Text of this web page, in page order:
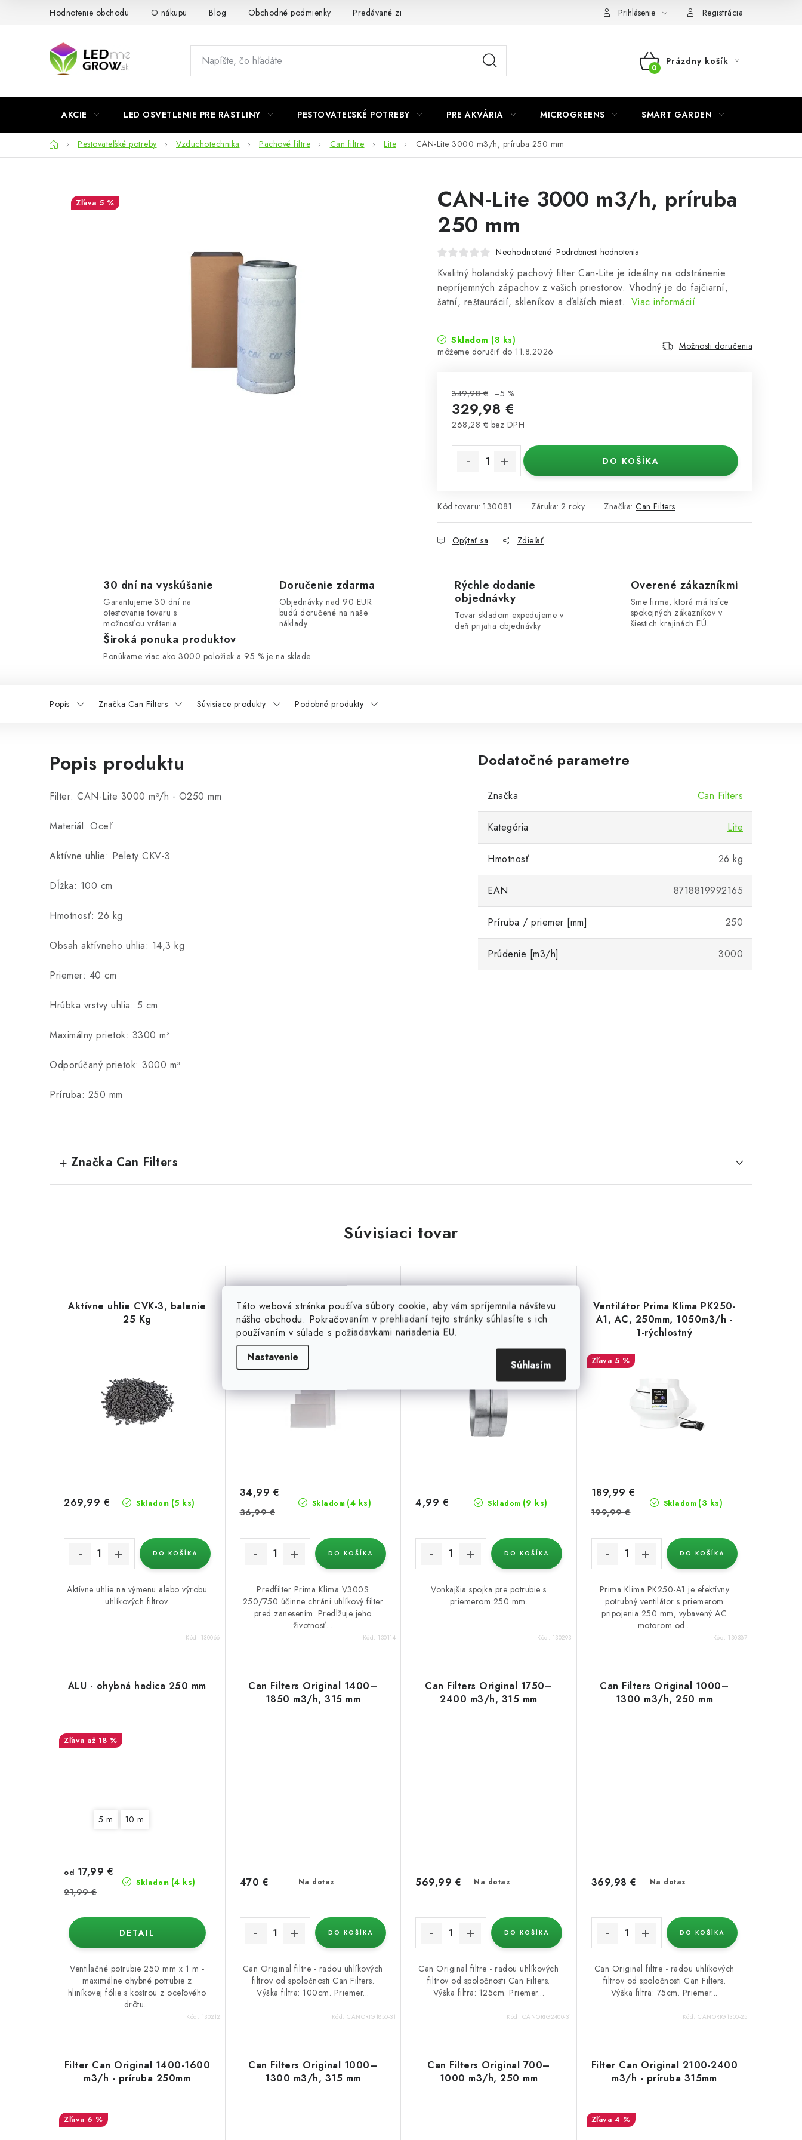
Táto webová stránka používa súbory cookie, aby vám spríjemnila návštevu
nášho obchodu. Pokračovaním v prehliadaní tejto stránky súhlasíte s ich
používaním v súlade s požiadavkami nariadenia EU.
Nastavenie
Súhlasím
Hodnotenie obchodu O nákupu Blog Obchodné podmienky Predávané značky Podmienky o ochrane osobných údajov
Prihlásenie Registrácia
NÁKUPNÝ
Prázdny košík
AKCIE LED OSVETLENIE PRE RASTLINY PESTOVATEĽSKÉ POTREBY PRE AKVÁRIA MICROGREENS SMART GARDEN
DomovPestovateľské potreby Vzduchotechnika Pachové filtre Can filtre Lite CAN-Lite 3000 m3/h, príruba 250 mm
CAN-Lite 3000 m3/h, príruba
250 mm
Neohodnotené Podrobnosti hodnotenia
Kvalitný holandský pachový filter Can-Lite je ideálny na odstránenie
nepríjemných zápachov z vašich priestorov. Vhodný je do fajčiarní,
šatní, reštaurácií, skleníkov a ďalších miest. Viac informácií
Skladom (8 ks)
11.8.2026
Možnosti doručenia
349,98 € –5 %
329,98 €
268,28 € bez DPH
DO KOŠÍKA
Kód tovaru: 130081 Záruka: 2 roky Značka: Can Filters
Opýtať sa Zdieľať
5 %
30 dní na vyskúšanie
Garantujeme 30 dní na
otestovanie tovaru s
možnosťou vrátenia
Doručenie zdarma
Objednávky nad 90 EUR
budú doručené na naše
náklady
Rýchle dodanie
objednávky
Tovar skladom expedujeme v
deň prijatia objednávky
Overené zákazníkmi
Sme firma, ktorá má tisíce
spokojných zákazníkov v
šiestich krajinách EÚ.
Široká ponuka produktov
Ponúkame viac ako 3000 položiek a 95 % je na sklade
Popis Značka Can Filters Súvisiace produkty Podobné produkty
Popis produktu
Filter: CAN-Lite 3000 m³/h - O250 mm
Materiál: Oceľ
Aktívne uhlie: Pelety CKV-3
Dĺžka: 100 cm
Hmotnosť: 26 kg
Obsah aktívneho uhlia: 14,3 kg
Priemer: 40 cm
Hrúbka vrstvy uhlia: 5 cm
Maximálny prietok: 3300 m³
Odporúčaný prietok: 3000 m³
Príruba: 250 mm
Dodatočné parametre
Značka Can Filters
Kategória Lite
Hmotnosť 26 kg
EAN 8718819992165
Príruba / priemer [mm] 250
Prúdenie [m3/h] 3000
Značka Can Filters
Súvisiaci tovar
Aktívne uhlie CVK-3, balenie
25 Kg
Skladom (5 ks)
269,99 €
DO KOŠÍKA
Aktívne uhlie na výmenu alebo výrobu
uhlíkových filtrov.
Kód: 130066
Prima Klima Predfilter V300S
250/750
5 %
Skladom (4 ks)
34,99 €
36,99 €
DO KOŠÍKA
Predfilter Prima Klima V300S
250/750 účinne chráni uhlíkový filter
pred zanesením. Predlžuje jeho
životnosť...
Kód: 130114
Spojka vonkajšie 250 mm
Skladom (9 ks)
4,99 €
DO KOŠÍKA
Vonkajšia spojka pre potrubie s
priemerom 250 mm.
Kód: 130293
Ventilátor Prima Klima PK250-
A1, AC, 250mm, 1050m3/h -
1-rýchlostný
5 %
Skladom (3 ks)
189,99 €
199,99 €
DO KOŠÍKA
Prima Klima PK250-A1 je efektívny
potrubný ventilátor s priemerom
pripojenia 250 mm, vybavený AC
motorom od...
Kód: 130387
ALU - ohybná hadica 250 mm
až 18 %
5 m 10 m
Skladom (4 ks)
od 17,99 €
21,99 €
DETAIL
Ventilačné potrubie 250 mm x 1 m -
maximálne ohybné potrubie z
hliníkovej fólie s kostrou z oceľového
drôtu...
Kód: 130212
Can Filters Original 1400–
1850 m3/h, 315 mm
Na dotaz
470 €
DO KOŠÍKA
Can Original filtre - radou uhlíkových
filtrov od spoločnosti Can Filters.
Výška filtra: 100cm. Priemer...
Kód: CANORIG1850-31
Can Filters Original 1750–
2400 m3/h, 315 mm
Na dotaz
569,99 €
DO KOŠÍKA
Can Original filtre - radou uhlíkových
filtrov od spoločnosti Can Filters.
Výška filtra: 125cm. Priemer...
Kód: CANORIG2400-31
Can Filters Original 1000–
1300 m3/h, 250 mm
Na dotaz
369,98 €
DO KOŠÍKA
Can Original filtre - radou uhlíkových
filtrov od spoločnosti Can Filters.
Výška filtra: 75cm. Priemer...
Kód: CANORIG1300-25
Filter Can Original 1400-1600
m3/h - príruba 250mm
6 %
Can Filters Original 1000–
1300 m3/h, 315 mm
Can Filters Original 700–
1000 m3/h, 250 mm
Filter Can Original 2100-2400
m3/h - príruba 315mm
4 %